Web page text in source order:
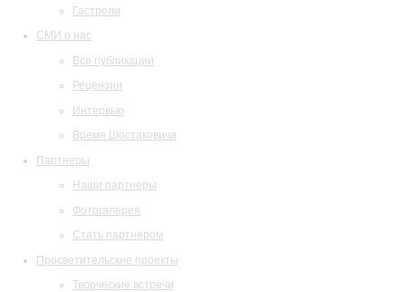
Гастроли
СМИ о нас
Все публикации
Рецензии
Интервью
Время Шостаковича
Партнеры
Наши партнеры
Фотогалерея
Стать партнером
Просветительские проекты
Творческие встречи